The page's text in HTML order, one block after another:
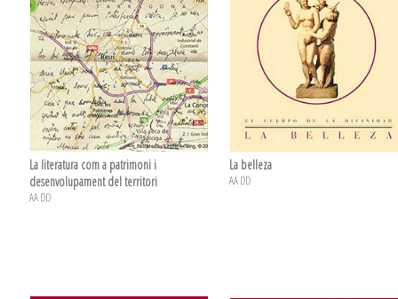
La literatura com a patrimoni i
desenvolupament del territori
AA DD
La belleza
AA DD